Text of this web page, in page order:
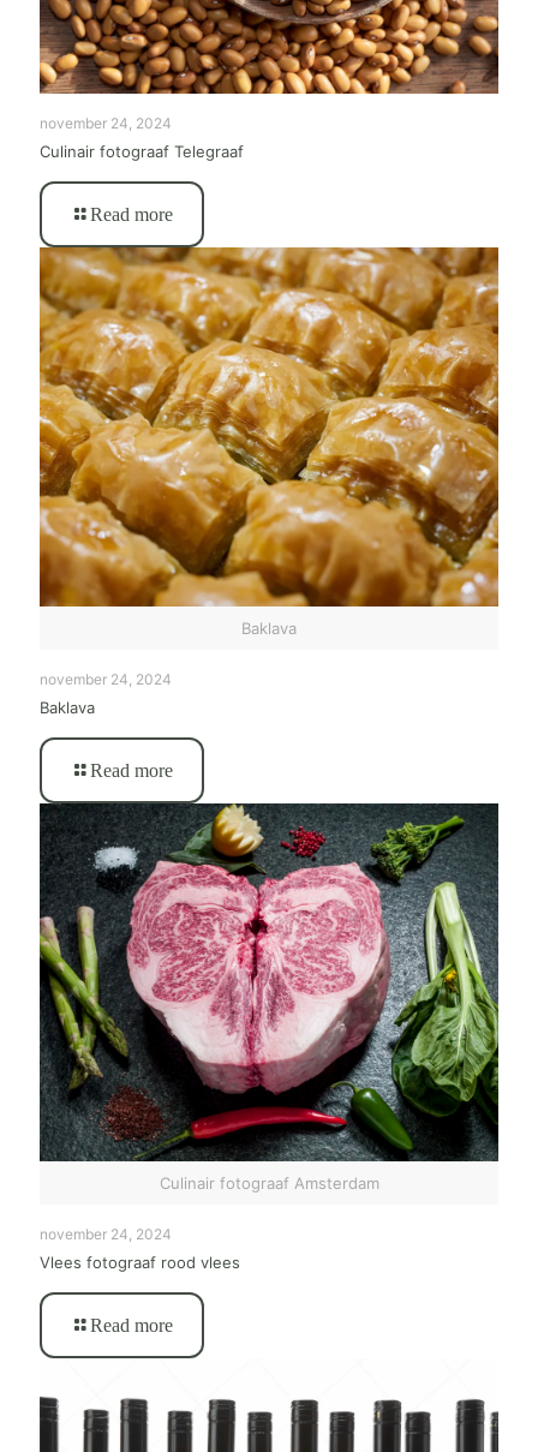
november 24, 2024
Culinair fotograaf Telegraaf
Read more
Baklava
november 24, 2024
Baklava
Read more
Culinair fotograaf Amsterdam
november 24, 2024
Vlees fotograaf rood vlees
Read more